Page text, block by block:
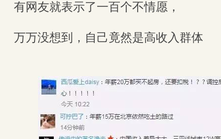
有网友就表示了一百个不情愿，
万万没想到，自己竟然是高收入群体